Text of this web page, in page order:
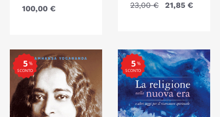
100,00 € 23,00€ 21,85 €
%
SCONTO
5 %
SCONTO
5